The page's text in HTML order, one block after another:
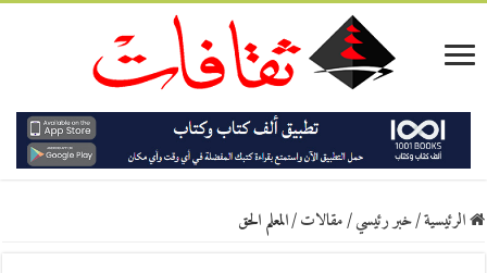
الرئيسية/خبر رئيسي/مقالات/المعلم الحق